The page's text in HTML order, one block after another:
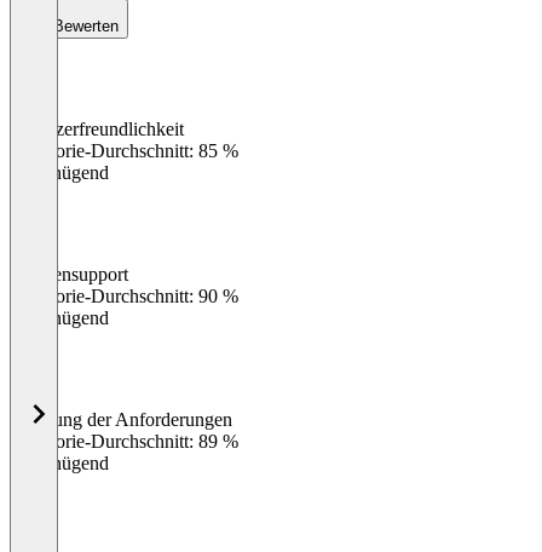
Bewerten
Benutzerfreundlichkeit
Kategorie-Durchschnitt: 85 %
Ungenügend
Kundensupport
Kategorie-Durchschnitt: 90 %
Ungenügend
%
Erfüllung der Anforderungen
Kategorie-Durchschnitt: 89 %
Ungenügend